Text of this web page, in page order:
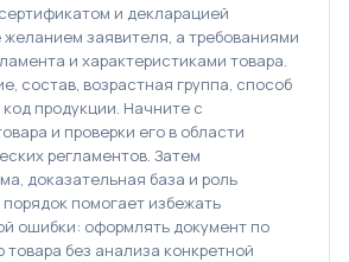
и декларацией
заявителя, а требованиями
и характеристиками товара.
состав, возрастная группа, способ
продукции. Начните с
и проверки его в области
регламентов. Затем
доказательная база и роль
помогает избежать
ошибки: оформлять документ по
без анализа конкретной